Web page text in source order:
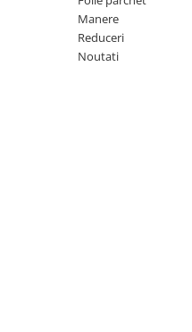
River 12 mm
Timeless 12mm
Woodstock 8mm
Manere
Reduceri
Noutati